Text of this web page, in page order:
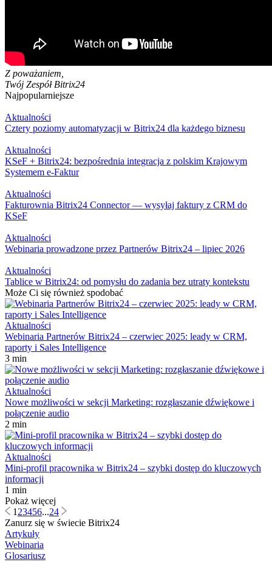
Z poważaniem,
Twój Zespół Bitrix24
Najpopularniejsze
Aktualności
Cztery poziomy automatyzacji w Bitrix24 dla każdego biznesu
Aktualności
KSeF + Bitrix24: bezpośrednia integracja z polskim Krajowym
Systemem e-Faktur
Aktualności
Fakturownia Bitrix24 Connector — wysyłaj faktury z CRM do
KSeF
Aktualności
Webinaria prowadzone przez Partnerów Bitrix24 – lipiec 2026
Aktualności
Tablice w Bitrix24: od pomysłu do zadania bez utraty kontekstu
Może Ci się również spodobać
Aktualności
Webinaria Partnerów Bitrix24 – czerwiec 2025: leady w CRM,
raporty i Sales Intelligence
3 min
Aktualności
Nowe możliwości w sekcji Marketing: rozgłaszanie dźwiękowe i
połączenie audio
2 min
Aktualności
Mini-profil pracownika w Bitrix24 – szybki dostęp do kluczowych
informacji
1 min
Pokaż więcej
123456...24
Zanurz się w świecie Bitrix24
Artykuły
Webinaria
Glosariusz